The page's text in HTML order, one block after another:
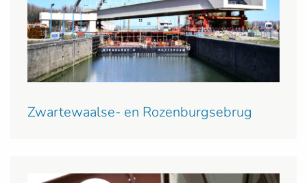
Zwartewaalse- en Rozenburgsebrug